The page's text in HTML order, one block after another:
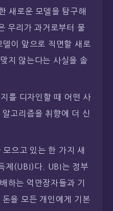
새로운 모델을 탐구해
우리가 과거로부터 물
이 앞으로 직면할 새로
지 않는다는 사실을 솔
를 디자인할 때 어떤 사
고리즘을 취향에 더 신
으고 있는 한 가지 새
제(UBI)다. UBI는 정부
하는 억만장자들과 기
을 모든 개인에게 기본